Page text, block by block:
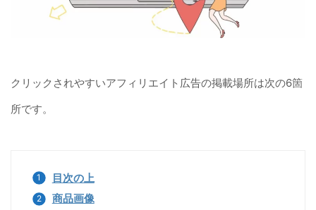
クリックされやすいアフィリエイト広告の掲載場所は次の6箇
所です。
目次の上
商品画像